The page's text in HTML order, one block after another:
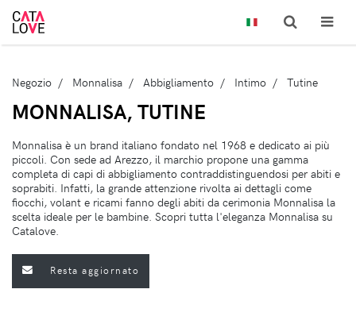
Negozio Monnalisa Abbigliamento Intimo Tutine
MONNALISA, TUTINE
Monnalisa è un brand italiano fondato nel 1968 e dedicato ai più
piccoli. Con sede ad Arezzo, il marchio propone una gamma
completa di capi di abbigliamento contraddistinguendosi per abiti e
soprabiti. Infatti, la grande attenzione rivolta ai dettagli come
fiocchi, volant e ricami fanno degli abiti da cerimonia Monnalisa la
scelta ideale per le bambine. Scopri tutta l'eleganza Monnalisa su
Catalove.
Resta aggiornato